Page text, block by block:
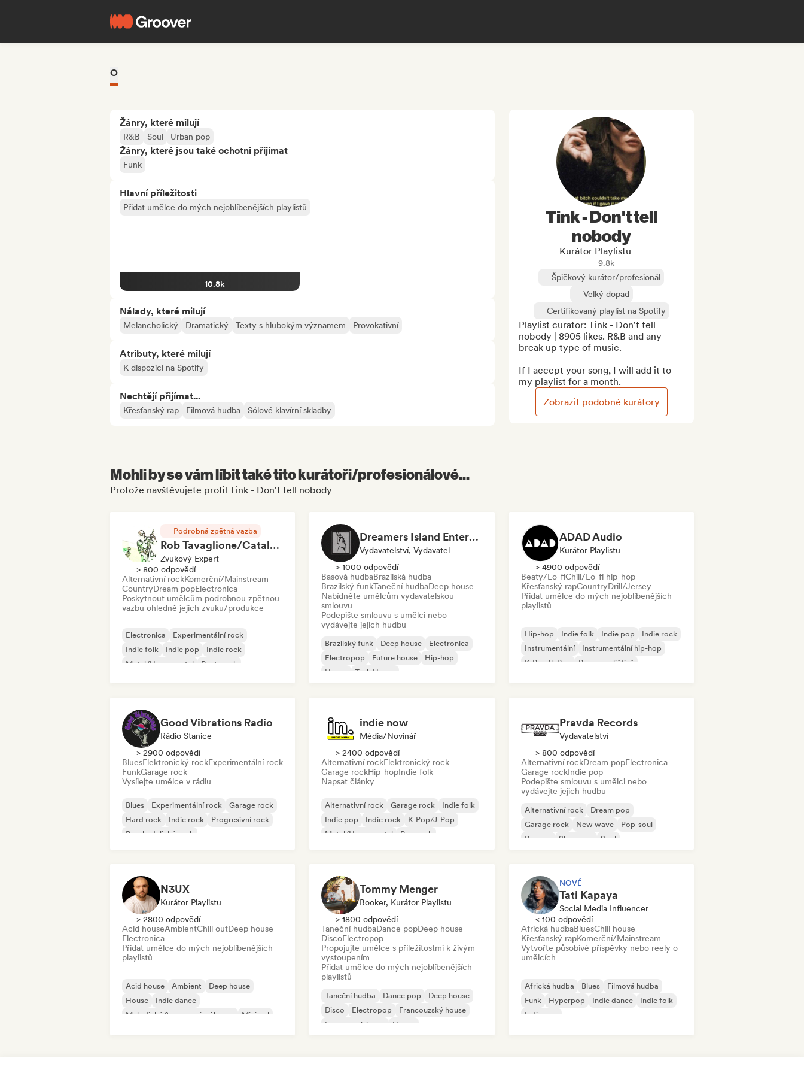
O
Žánry, které milují
R&B Soul Urban pop
Žánry, které jsou také ochotni přijímat
Funk
Hlavní příležitosti
Přidat umělce do mých nejoblíbenějších playlistů
10.8k
Nálady, které milují
Melancholický Dramatický Texty s hlubokým významem Provokativní
Atributy, které milují
K dispozici na Spotify
Nechtějí přijímat...
Křesťanský rap Filmová hudba Sólové klavírní skladby
Tink - Don't tell
nobody
Kurátor Playlistu
9.8k
Špičkový kurátor/profesionál
Velký dopad
Certifikovaný playlist na Spotify
Playlist curator: Tink - Don't tell
nobody | 8905 likes. R&B and any
break up type of music.
If I accept your song, I will add it to
my playlist for a month.
Zobrazit podobné kurátory
Mohli by se vám líbit také tito kurátoři/profesionálové...
Protože navštěvujete profil Tink - Don't tell nobody
Podrobná zpětná vazba
Rob Tavaglione/Catalyst Recording
Zvukový Expert
> 800 odpovědí
Alternativní rockKomerční/Mainstream
CountryDream popElectronica
Poskytnout umělcům podrobnou zpětnou
vazbu ohledně jejich zvuku/produkce
Electronica
Experimentální rock
Indie folk
Indie pop
Indie rock
Metal/Heavy metal
Post-punk
Dreamers Island Entertainment
Vydavatelství, Vydavatel
> 1000 odpovědí
Basová hudbaBrazilská hudba
Brazilský funkTaneční hudbaDeep house
Nabídněte umělcům vydavatelskou
smlouvu
Podepište smlouvu s umělci nebo
vydávejte jejich hudbu
Brazilský funk Deep house
Electronica
Electropop
Future house
Hip-hop
House
Tech House
ADAD Audio
Kurátor Playlistu
> 4900 odpovědí
Beaty/Lo-fiChill/Lo-fi hip-hop
Křesťanský rapCountryDrill/Jersey
Přidat umělce do mých nejoblíbenějších
playlistů
Hip-hop Indie folk Indie pop
Indie rock
Instrumentální
Instrumentální hip-hop
K-Pop/J-Pop
Rap v angličtině
Good Vibrations Radio
Rádio Stanice
> 2900 odpovědí
BluesElektronický rockExperimentální rock
FunkGarage rock
Vysílejte umělce v rádiu
Blues Experimentální rock
Garage rock
Hard rock
Indie rock
Progresivní rock
Psychedelický rock
indie now
Média/novinář
> 2400 odpovědí
Alternativní rockElektronický rock
Garage rockHip-hopIndie folk
Napsat články
Alternativní rock Garage rock
Indie folk
Indie pop
Indie rock
K-Pop/J-Pop
Metal/Heavy metal
Pop rock
Pravda Records
Vydavatelství
> 800 odpovědí
Alternativní rockDream popElectronica
Garage rockIndie pop
Podepište smlouvu s umělci nebo
vydávejte jejich hudbu
Alternativní rock
Dream pop
Garage rock
New wave
Pop-soul
Reggae
Shoegaze Soul
N3UX
Kurátor Playlistu
> 2800 odpovědí
Acid houseAmbientChill outDeep house
Electronica
Přidat umělce do mých nejoblíbenějších
playlistů
Acid house Ambient
Deep house
House
Indie dance
Melodický & progresivní house
Minimal
Tommy Menger
Booker, Kurátor Playlistu
> 1800 odpovědí
Taneční hudbaDance popDeep house
DiscoElectropop
Propojujte umělce s příležitostmi k živým
vystoupením
Přidat umělce do mých nejoblíbenějších
playlistů
Taneční hudba Dance pop
Deep house
Disco
Electropop
Francouzský house
Francouzský pop
House
NOVÉ
Tati Kapaya
Social Media Influencer
< 100 odpovědí
Africká hudbaBluesChill house
Křesťanský rapKomerční/Mainstream
Vytvořte působivé příspěvky nebo reely o
umělcích
Africká hudba Blues
Filmová hudba
Funk
Hyperpop Indie dance
Indie folk
Indie pop